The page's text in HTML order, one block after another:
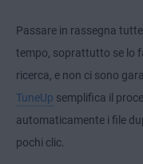
Passare in rassegna
tempo, soprattutto se lo
ricerca, e non ci sono
TuneUp semplifica il
automaticamente i file
pochi clic.